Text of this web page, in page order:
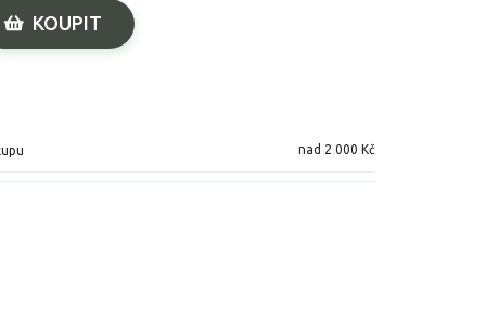
KOUPIT
nad 2 000 Kč